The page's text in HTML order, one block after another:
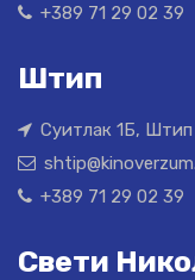
+389 71 29 02 39
Штип
Суитлак 1Б, Штип
+389 71 29 02 39
Свети